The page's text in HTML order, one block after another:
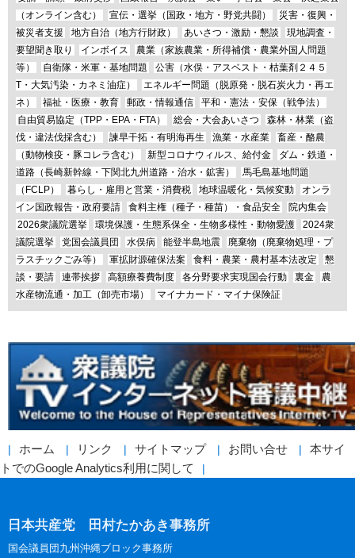
（オンライン含む）
宣伝・選挙（国政・地方・野党共闘）
災害・復興・
被災者支援
地方自治（地方行財政） あいさつ・激励・懇談
現地調査・
要望聞き取り
インボイス
農業（家族農業・所得補償・農業外国人問題
等）
自衛隊・米軍・基地問題
公害（水俣・アスベスト・枯葉剤２４５
T・大気汚染・カネミ油症）
エネルギー問題（脱原発・脱石炭火力・再エ
ネ）
福祉・医療・教育 郵政・情報通信
平和・憲法・安保（戦争法）
自由貿易協定（TPP・EPA・FTA）
総会・大会あいさつ
森林・林業（盗
伐・違法伐採含む）
諫早干拓・有明海再生 漁業・水産業
畜産・酪農
（動物検疫・豚コレラ含む）
新型コロナウィルス、給付金
ダム・鉄道・
道路（長崎新幹線・下関北九州道路・治水・鉱害）
馬毛島基地問題
（FCLP）
暮らし・雇用と営業・消費税 地球温暖化・気候変動
オンラ
イン国政報告・政府要請
食料主権（種子・種苗）・食品安全
院内集会
2026衆議院選挙
環境保護・生態系保全・生物多様性・動物愛護
2024衆
議院選挙
党国会議員団 水俣病 能登半島地震
廃棄物（廃棄物処理・プ
ラスチックごみ等）
軍拡財源確保法案 食料・農業・農村基本法改定
懇
談・要請
連帯挨拶 高額療養費制度 各分野要求実現国会行動 裏金
農
水産物流通・加工（卸売市場）
マイナカード・マイナ保険証
ホーム リンク サイトマップ お問い合せ
本サイ
トでのGoogle Analytics利用に関して
日本共産党 田村たかあき事務所
国会議員団九州沖縄ブロック事務所